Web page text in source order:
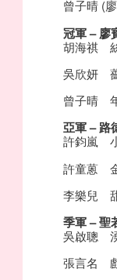
曾子晴 (
冠軍 – 廖
胡海祺
吳欣妍
曾子晴
亞軍 – 路
許鈞嵐
許童蒽
李樂兒
季軍 – 聖
吳啟聰
張言名